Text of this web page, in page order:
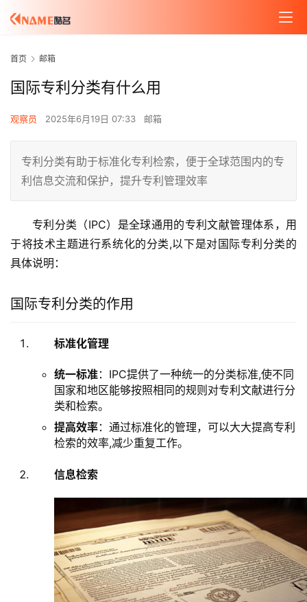
首页 邮箱
国际专利分类有什么用
观察员 2025年6月19日 07:33 邮箱
专利分类有助于标准化专利检索，便于全球范围内的专
利信息交流和保护，提升专利管理效率
专利分类（IPC）是全球通用的专利文献管理体系，用
于将技术主题进行系统化的分类,以下是对国际专利分类的
具体说明：
国际专利分类的作用
标准化管理
统一标准：IPC提供了一种统一的分类标准,使不同
国家和地区能够按照相同的规则对专利文献进行分
类和检索。
提高效率：通过标准化的管理，可以大大提高专利
检索的效率,减少重复工作。
信息检索